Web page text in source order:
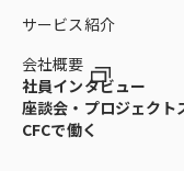
サービス紹介
会社概要
社員インタビュー
座談会・プロジェクト
CFCで働く